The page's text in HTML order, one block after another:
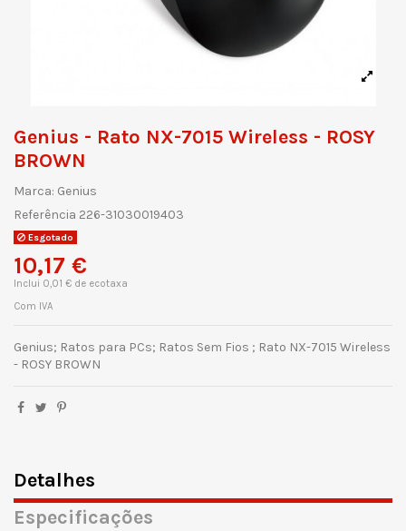
Genius - Rato NX-7015 Wireless - ROSY
BROWN
Marca: Genius
Referência 226-31030019403
Esgotado
10,17 €
Inclui 0,01 € de ecotaxa
Com IVA
Genius; Ratos para PCs; Ratos Sem Fios ; Rato NX-7015 Wireless
- ROSY BROWN
Detalhes
Especificações